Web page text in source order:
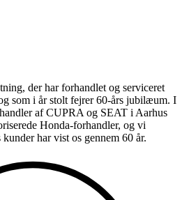
der har forhandlet og serviceret
som i år stolt fejrer 60-års jubilæum. I
af CUPRA og SEAT i Aarhus
Honda-forhandler, og vi
har vist os gennem 60 år.